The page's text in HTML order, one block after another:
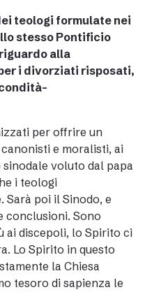
teologi formulate nei
stesso Pontificio
alla
i divorziati risposati,
per offrire un
e moralisti, ai
sinodale voluto dal papa
i teologi
poi il Sinodo, e
conclusioni. Sono
ai discepoli, lo Spirito ci
Lo Spirito in questo
la Chiesa
tesoro di sapienza le